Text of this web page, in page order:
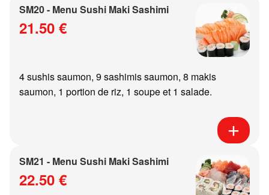
SM20 - Menu Sushi Maki Sashimi
21.50 €
4 sushis saumon, 9 sashimis saumon, 8 makis
saumon, 1 portion de riz, 1 soupe et 1 salade.
SM21 - Menu Sushi Maki Sashimi
22.50 €